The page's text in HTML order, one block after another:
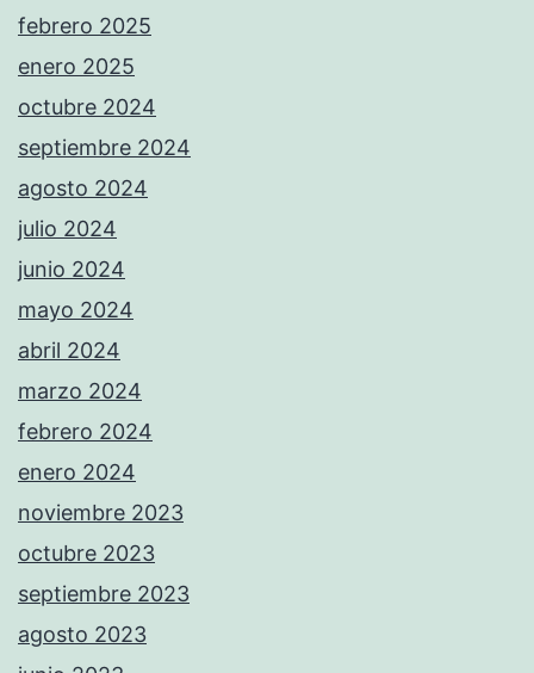
febrero 2025
enero 2025
octubre 2024
septiembre 2024
agosto 2024
julio 2024
junio 2024
mayo 2024
abril 2024
marzo 2024
febrero 2024
enero 2024
noviembre 2023
octubre 2023
septiembre 2023
agosto 2023